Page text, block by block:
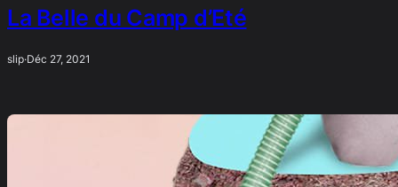
La Belle du Camp d’Eté
slip·Déc 27, 2021